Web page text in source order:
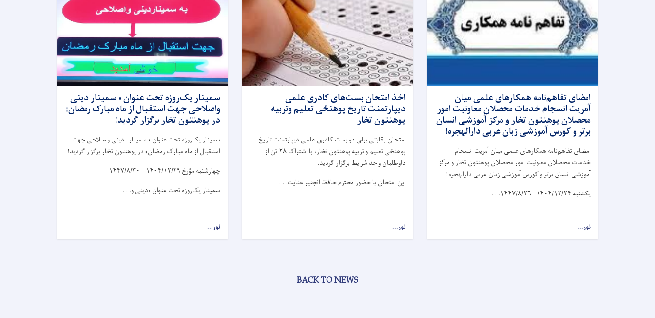
امضای تفاهم‌نامه همکارهای علمی میان
آمریت انسجام خدمات محصلان معاونیت امور
محصلان پوهنتون تخار و مرکز آموزشی انسان
برتر و کورس آموزشی زبان عربی دارالهجره!
امضای تفاهم‌نامه همکارهای علمی میان آمریت انسجام
خدمات محصلان معاونیت امور محصلان پوهنتون تخار و مرکز
آموزشی انسان برتر و کورس آموزشی زبان عربی دارالهجره!
یکشنبه ۱۴۰۴/۱۲/۲۴ - ۱۴۴۷/۸/۲۶. . .
نور...
اخذ امتحان بست‌های کادری علمی
دیپارتمنت تاریخ پوهنځی تعلیم وتربیه
پوهنتون تخار
امتحان رقابتی برای دو بست کادری علمی دیپارتمنت تاریخ
پوهنځی تعلیم و تربیه پوهنتون تخار، با اشتراک۲۸تن از
داوطلبان واجد شرایط برگزار گردید.
این امتحان با حضور محترم حافظ انجنیر عنایت. . .
نور...
سمینار یک‌روزه تحت عنوان « سمینار دینی
واصلاحی جهت استقبال از ماه مبارک رمضان»
در پوهنتون تخار برگزار گردید!
سمینار یک‌روزه تحت عنوان « سمینار دینی واصلاحی جهت
استقبال از ماه مبارک رمضان» در پوهنتون تخار برگزار گردید!
چهارشنبه مؤرخ ۱۴۰۴/۱۲/۲۹ – ۱۴۴۷/۸/۳۰
سمینار یک‌روزه تحت عنوان «دینی و. . .
نور...
BACK TO NEWS